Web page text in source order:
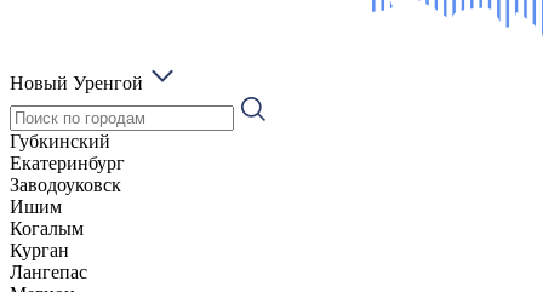
Новый Уренгой
Губкинский
Екатеринбург
Заводоуковск
Ишим
Когалым
Курган
Лангепас